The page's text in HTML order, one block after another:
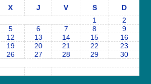
X J V S D
1
2
5 6 7 8
9
12 13 14 15
16
19 20 21 22
23
26 27 28 29
30